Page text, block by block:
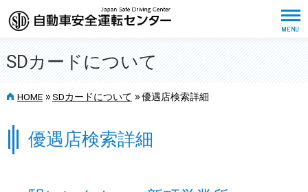
SDカードについて
HOME >> SDカードについて >> 優遇店検索詳細
優遇店検索詳細